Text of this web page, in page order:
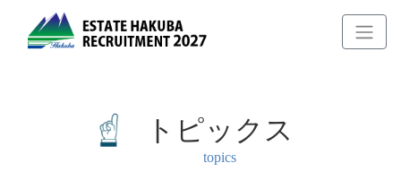
トピックス
topics